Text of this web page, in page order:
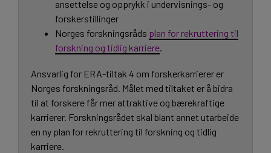
ansettelse og opprykk i undervisnings- og
forskerstillinger
Norges forskningsråds plan for rekruttering til
forskning og tidlig karriere
Ansvarlig for ERA-tiltak 4 om forskerkarrierer er
Norges forskningsråd. Målet med tiltaket er å bidra
til at forskere får mer attraktive og bærekraftige
karrierer. Forskningsrådet skal blant annet utarbeide
en ny plan for rekruttering til forskning og tidlig
karriere.